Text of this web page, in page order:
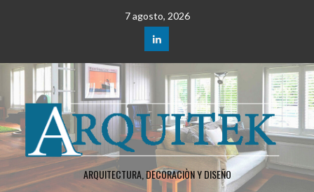
7 agosto, 2026
ARQUITECTURA, DECORACIÒN Y DISEÑO